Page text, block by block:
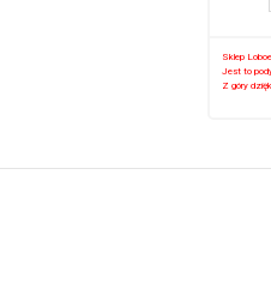
Sklep
Jest to
Z góry